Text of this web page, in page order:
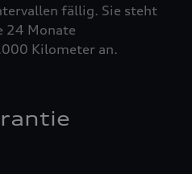
fällig. Sie steht
24 Monate
Kilometer an.